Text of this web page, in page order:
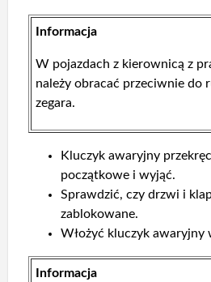
Informacja
W pojazdach z kierownicą z
należy obracać przeciwnie do
zegara.
Kluczyk awaryjny
początkowe i wyjąć.
Sprawdzić, czy drzwi i
zablokowane.
Włożyć kluczyk awaryjny
Informacja